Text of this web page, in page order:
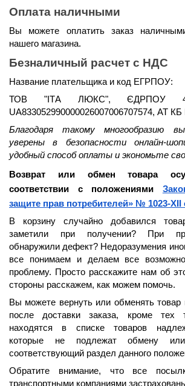
Оплата наличными
Вы можете оплатить заказ
нашего магазина.
Безналичный расчет с НДС
Название плательщика и код ЕГРПОУ:
ТОВ "ІТА ЛЮКС", ЄДРПОУ
UA833052990000026007006707574, АТ КБ
Благодаря такому многообразию
уверены в безопасности онлайн-
удобный способ оплаты и экономьте
Возврат или обмен товара
соответствии с положениями
защите прав потребителей» № 1023-XII
В корзину случайно добавился
заметили при получении? При
обнаружили дефект? Недоразумения
все понимаем и делаем все
проблему. Просто расскажите нам об
стороны расскажем, как можем помочь.
Вы можете вернуть или обменять товар
после доставки заказа, кроме тех
находятся в списке товаров
которые не подлежат обмену
соответствующий раздел данного
Обратите внимание, что все
транспортными компаниями